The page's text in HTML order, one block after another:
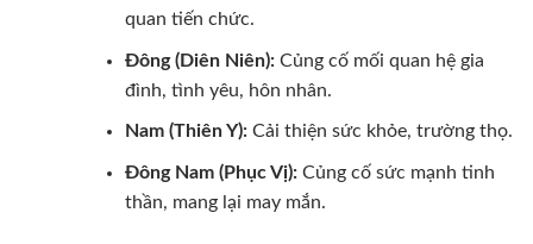
quan tiến chức.
Đông (Diên Niên):Củng cố mối quan hệ gia
đình, tình yêu, hôn nhân.
Nam (Thiên Y):Cải thiện sức khỏe, trường thọ.
Đông Nam (Phục Vị):Củng cố sức mạnh tinh
thần, mang lại may mắn.